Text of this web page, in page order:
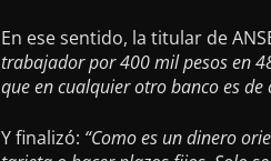
En ese sentido, la titular de
trabajador por 400 mil pesos en
que en cualquier otro banco es de
Y finalizó: “Como es un dinero